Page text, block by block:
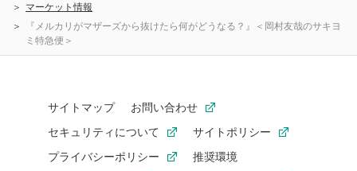
マーケット情報
『メルカリがマザーズから抜けたら何がどうなる？』＜岡村友哉のサキヨ
ミ特急便＞
サイトマップ
お問い合わせ
セキュリティについて
サイトポリシー
プライバシーポリシー
推奨環境